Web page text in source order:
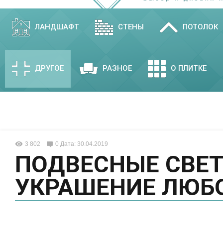
ЛАНДШАФТ СТЕНЫ ПОТОЛОК
ДРУГОЕ РАЗНОЕ О ПЛИТКЕ
3 802 0 Дата: 30.04.2019
ПОДВЕСНЫЕ
УКРАШЕНИЕ